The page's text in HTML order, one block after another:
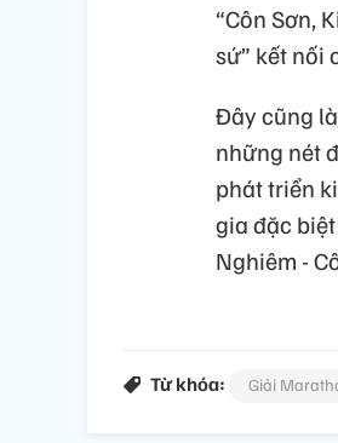
“Côn Sơn,
sứ” kết nối
Đây cũng
những nét
phát triển
gia đặc
Nghiêm -
Từ khóa: Giải